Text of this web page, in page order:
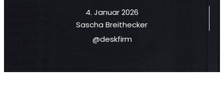
4. Januar 2026
Sascha Breithecker
@deskfirm